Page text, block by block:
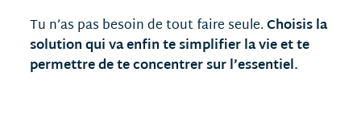
Tu n’as pas besoin de tout faire seule.Choisis la
solution qui va enfin te simplifier la vie et te
permettre de te concentrer sur l’essentiel.